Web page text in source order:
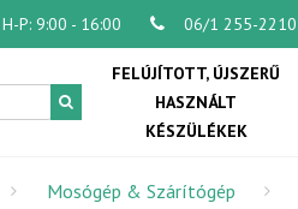
P: 9:00 - 16:00 06/1 255-2210
FELÚJÍTOTT, ÚJSZERŰ
HASZNÁLT
KÉSZÜLÉKEK
Mosógép & Szárítógép